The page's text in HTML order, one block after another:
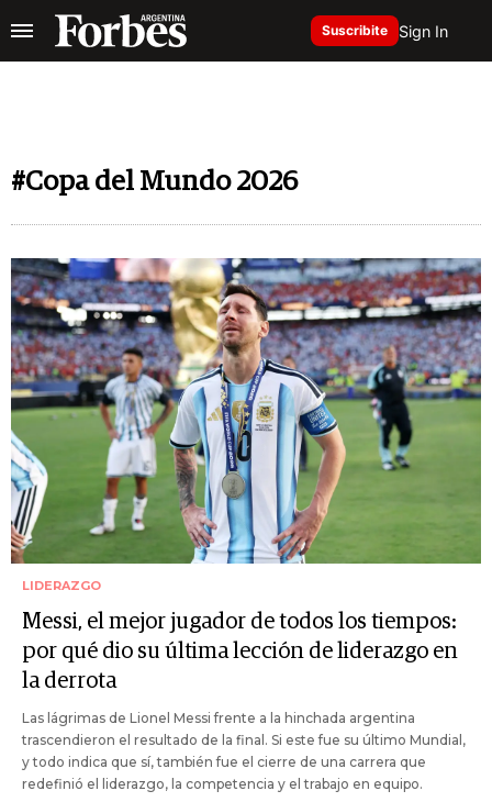
Suscribite Sign In
#Copa del Mundo 2026
LIDERAZGO
Messi, el mejor jugador de todos los tiempos:
por qué dio su última lección de liderazgo en
la derrota
Las lágrimas de Lionel Messi frente a la hinchada argentina
trascendieron el resultado de la final. Si este fue su último Mundial,
y todo indica que sí, también fue el cierre de una carrera que
redefinió el liderazgo, la competencia y el trabajo en equipo.